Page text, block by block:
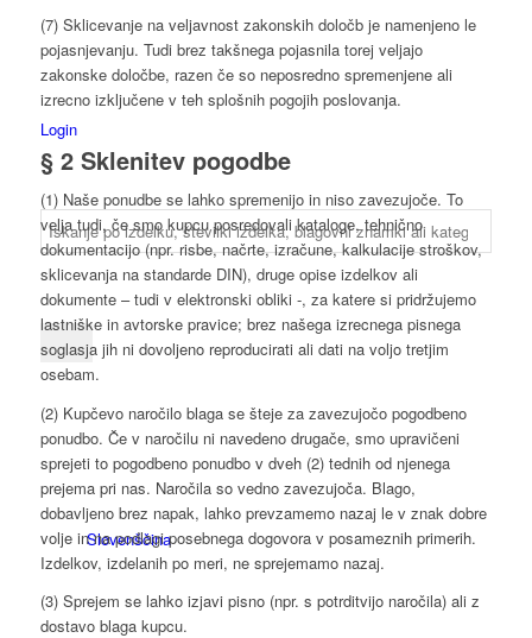
Login
Slovenščina
(7) Sklicevanje na veljavnost zakonskih določb je namenjeno le
pojasnjevanju. Tudi brez takšnega pojasnila torej veljajo
zakonske določbe, razen če so neposredno spremenjene ali
izrecno izključene v teh splošnih pogojih poslovanja.
§ 2 Sklenitev pogodbe
(1) Naše ponudbe se lahko spremenijo in niso zavezujoče. To
velja tudi, če smo kupcu posredovali kataloge, tehnično
dokumentacijo (npr. risbe, načrte, izračune, kalkulacije stroškov,
sklicevanja na standarde DIN), druge opise izdelkov ali
dokumente – tudi v elektronski obliki -, za katere si pridržujemo
lastniške in avtorske pravice; brez našega izrecnega pisnega
soglasja jih ni dovoljeno reproducirati ali dati na voljo tretjim
osebam.
(2) Kupčevo naročilo blaga se šteje za zavezujočo pogodbeno
ponudbo. Če v naročilu ni navedeno drugače, smo upravičeni
sprejeti to pogodbeno ponudbo v dveh (2) tednih od njenega
prejema pri nas. Naročila so vedno zavezujoča. Blago,
dobavljeno brez napak, lahko prevzamemo nazaj le v znak dobre
volje in na podlagi posebnega dogovora v posameznih primerih.
Izdelkov, izdelanih po meri, ne sprejemamo nazaj.
(3) Sprejem se lahko izjavi pisno (npr. s potrditvijo naročila) ali z
dostavo blaga kupcu.